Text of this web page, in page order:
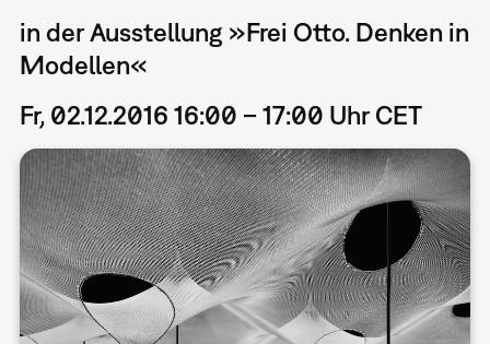
in der Ausstellung »Frei Otto. Denken in
Modellen«
Fr, 02.12.2016 16:00 – 17:00 Uhr CET